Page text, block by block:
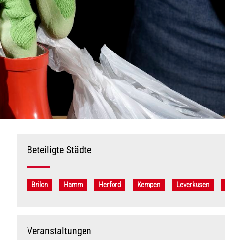
Beteiligte Städte
Brilon Hamm Herford Kempen Leverkusen
Veranstaltungen